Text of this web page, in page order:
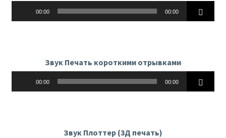
00:00 00:00
Звук Печать короткими отрывками
00:00 00:00
Звук Плоттер (3Д печать)